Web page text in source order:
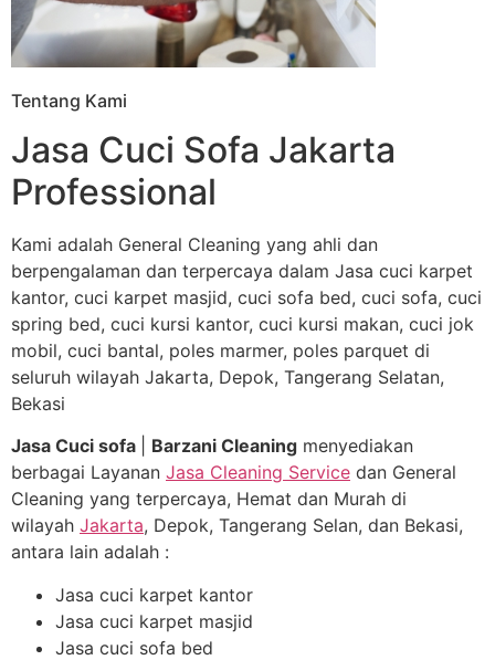
Tentang Kami
Jasa Cuci Sofa Jakarta
Professional
Kami adalah General Cleaning yang ahli dan
berpengalaman dan terpercaya dalam Jasa cuci karpet
kantor, cuci karpet masjid, cuci sofa bed, cuci sofa, cuci
spring bed, cuci kursi kantor, cuci kursi makan, cuci jok
mobil, cuci bantal, poles marmer, poles parquet di
seluruh wilayah Jakarta, Depok, Tangerang Selatan,
Bekasi
Jasa Cuci sofa
Barzani Cleaning menyediakan
berbagai Layanan Jasa Cleaning Service dan General
Cleaning yang terpercaya, Hemat dan Murah di
wilayah Jakarta, Depok, Tangerang Selan, dan Bekasi,
antara lain adalah :
Jasa cuci karpet kantor
Jasa cuci karpet masjid
Jasa cuci sofa bed